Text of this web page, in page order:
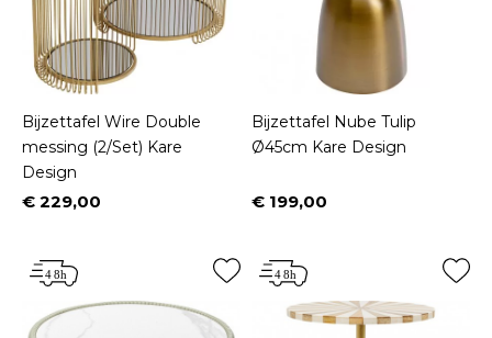
Bijzettafel Wire Double
messing (2/Set) Kare
Design
Prijs
€ 229,00
Bijzettafel Nube Tulip
Ø45cm Kare Design
Prijs
€ 199,00